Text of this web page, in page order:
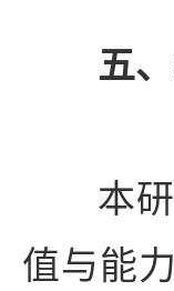
五
本
值与能